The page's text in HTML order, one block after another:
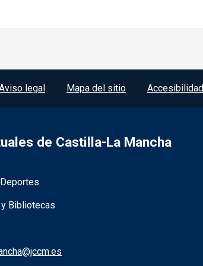
legal Mapa del sitio Accesibilidad
de Castilla-La Mancha
Bibliotecas